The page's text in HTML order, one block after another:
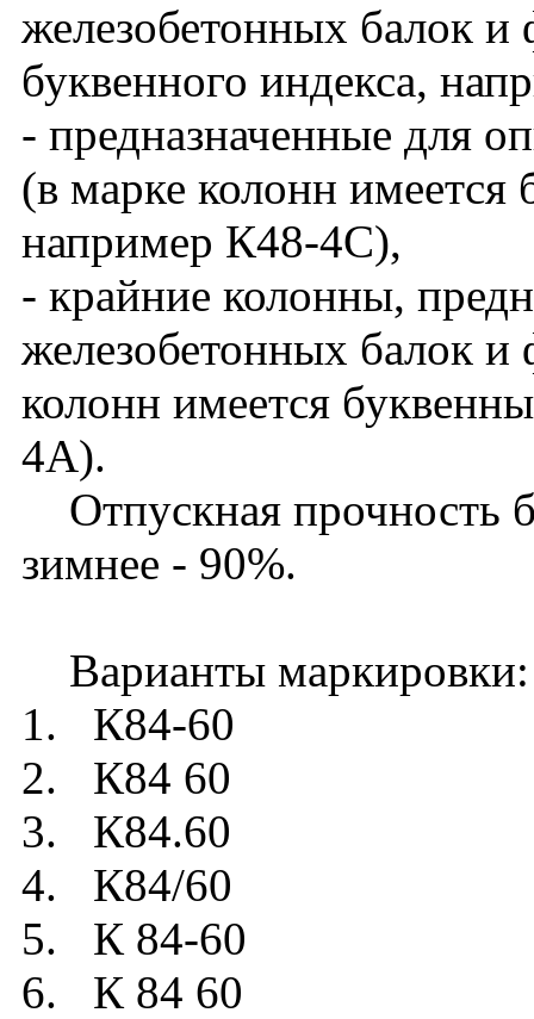
железобетонных балок
буквенного индекса,
- предназначенные для
(в марке колонн
например К48-4С),
- крайние колонны,
железобетонных балок и
колонн имеется
4А).
Отпускная прочность
зимнее - 90%.
Варианты маркировки:
1. К84-60
2. К84 60
3. К84.60
4. К84/60
5. К 84-60
6. К 84 60